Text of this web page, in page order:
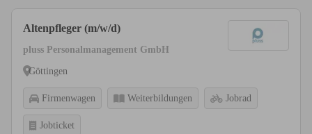
Altenpfleger (m/w/d)
pluss Personalmanagement GmbH
Göttingen
Firmenwagen Weiterbildungen Jobrad
Jobticket